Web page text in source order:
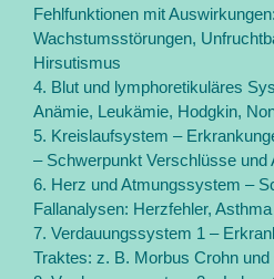
Fehlfunktionen mit
Wachstumsstörungen,
Hirsutismus
4. Blut und lymphoretikuläres
Anämie, Leukämie, Hodgkin,
5. Kreislaufsystem –
– Schwerpunkt Verschlüsse und
6. Herz und Atmungssystem –
Fallanalysen: Herzfehler,
7. Verdauungssystem 1 –
Traktes: z. B. Morbus Crohn